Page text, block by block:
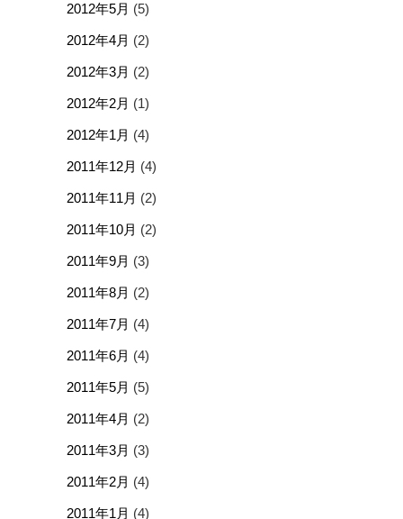
2012年5月 (5)
2012年4月 (2)
2012年3月 (2)
2012年2月 (1)
2012年1月 (4)
2011年12月 (4)
2011年11月 (2)
2011年10月 (2)
2011年9月 (3)
2011年8月 (2)
2011年7月 (4)
2011年6月 (4)
2011年5月 (5)
2011年4月 (2)
2011年3月 (3)
2011年2月 (4)
2011年1月 (4)